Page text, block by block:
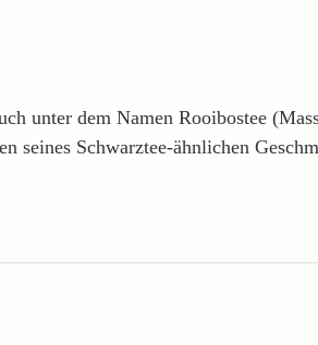
unter dem Namen Rooibostee
Schwarztee-ähnlichen